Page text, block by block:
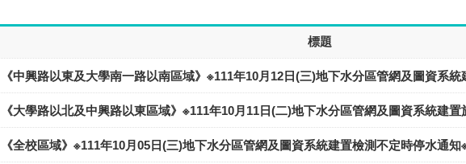
標題
《中興路以東及大學南一路以南區域》※111年10月12日(三)地下水分區管網及圖資系
《大學路以北及中興路以東區域》※111年10月11日(二)地下水分區管網及圖資系統建
《全校區域》※111年10月05日(三)地下水分區管網及圖資系統建置檢測不定時停水通知